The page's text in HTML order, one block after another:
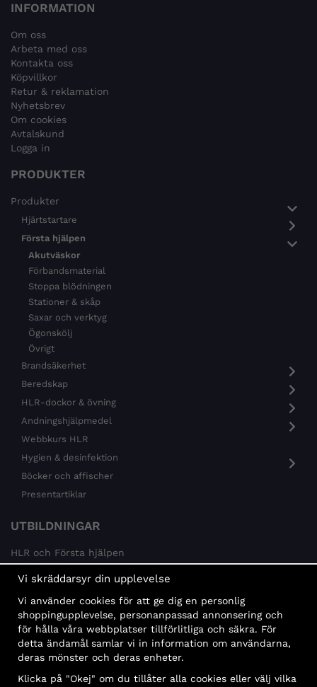
INFORMATION
Om oss
Arbeta med oss
Kontakta oss
Köpvillkor
Retur & reklamation
Nyhetsbrev
Om cookies
Avtalskund
Logga in
PRODUKTER
Produkter
Hjärtstartare
Första hjälpen
Akutväskor
Förbandsmaterial
Stoppa blödningen
Stationer & skåp
Saxar och verktyg
Ögonskölj
Övrigt
Brandsäkerhet
Beredskap
HLR-dockor & övning
Andningshjälpmedel
Webbkurs HLR
Hygien & desinfektion
Böcker och affischer
Presentartiklar
UTBILDNINGAR
HLR och Första hjälpen
Psykisk hälsa
Brandskydd
MÅLGRUPPER
Offentlig sektor och företag
Privatpersoner
Vi skräddarsyr din upplevelse
Vi använder cookies för att ge dig en personlig
shoppingupplevelse, personanpassad annonsering och
för hålla våra webbplatser tillförlitliga och säkra. För
detta ändamål samlar vi in information om användarna,
deras mönster och deras enheter.
Klicka på "Okej" om du tillåter alla cookies eller välj vilka